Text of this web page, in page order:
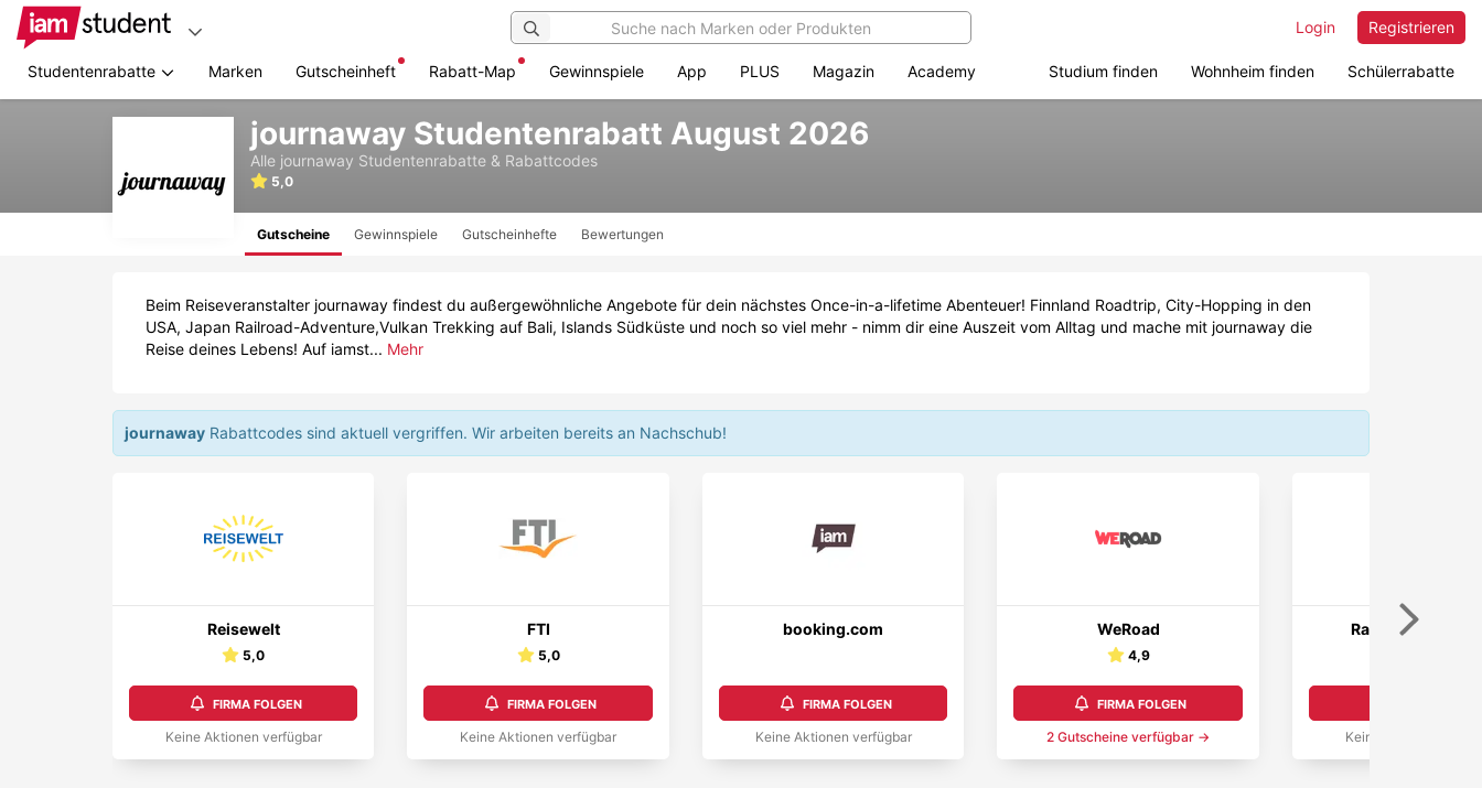
Registrieren
Login
Studentenrabatte Marken Gutscheinheft Rabatt-Map Gewinnspiele App PLUS Magazin Academy Studium finden Wohnheim finden Schülerrabatte
journaway Studentenrabatt August 2026
Alle journaway Studentenrabatte & Rabattcodes
5,0
Gutscheine Gewinnspiele Gutscheinhefte Bewertungen
Beim Reiseveranstalter journaway findest du außergewöhnliche Angebote für dein nächstes Once-in-a-lifetime Abenteuer! Finnland Roadtrip, City-Hopping in den
USA, Japan Railroad-Adventure,Vulkan Trekking auf Bali, Islands Südküste und noch so viel mehr - nimm dir eine Auszeit vom Alltag und mache mit journaway die
Reise deines Lebens! Auf iamst... Mehr
journaway Rabattcodes sind aktuell vergriffen. Wir arbeiten bereits an Nachschub!
Reisewelt
5,0
FIRMA FOLGEN
Keine Aktionen verfügbar
FTI
5,0
FIRMA FOLGEN
Keine Aktionen verfügbar
booking.com
FIRMA FOLGEN
Keine Aktionen verfügbar
WeRoad
4,9
FIRMA FOLGEN
2Gutscheine verfügbar →
Rapture
Keine Aktionen